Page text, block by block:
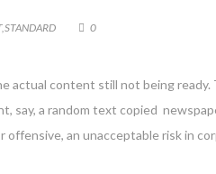
,STANDARD 0
actual content still not being ready.
say, a random text copied
an unacceptable risk in